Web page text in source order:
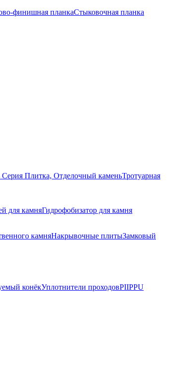
финишная планкаСтыковочная планка
Плитка, Отделочный каменьТротуарная
для камняГидрофобизатор для камня
камняНакрывочные плитыЗамковый
конёкУплотнители проходовPIIPPU